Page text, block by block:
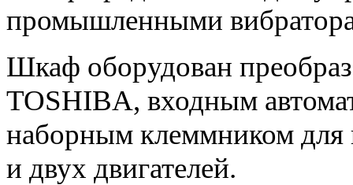
промышленными
Шкаф оборудован
TOSHIBA, входным
наборным клеммником для
и двух двигателей.